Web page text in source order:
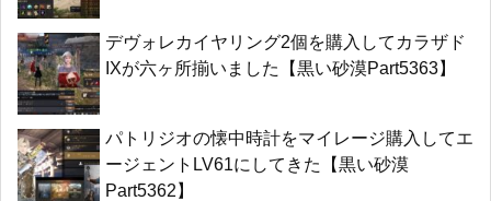
デヴォレカイヤリング2個を購入してカラザド
IXが六ヶ所揃いました【黒い砂漠Part5363】
パトリジオの懐中時計をマイレージ購入してエ
ージェントLV61にしてきた【黒い砂漠
Part5362】